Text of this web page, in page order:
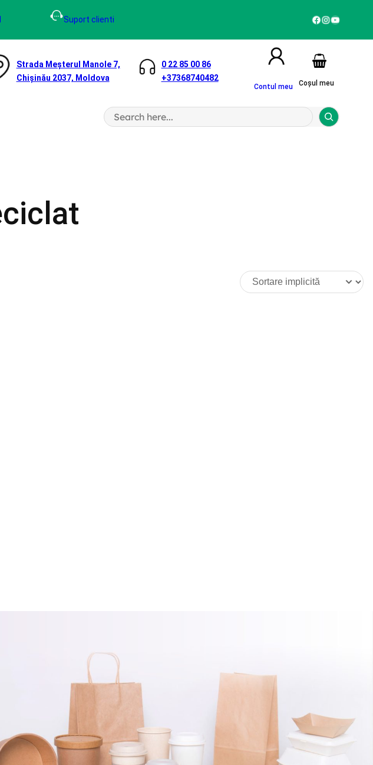
Suport clienti Facebook InstagramYouTube
Strada Meșterul Manole 7,
Chișinău 2037, Moldova
0 22 85 00 86
+37368740482
Contul meu Coșul meu
S
e